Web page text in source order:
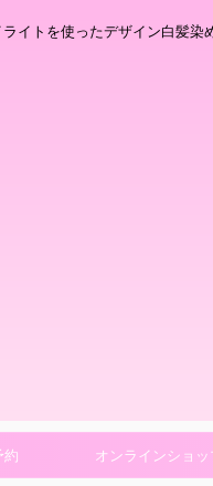
イトを使ったデザイン白髪染
約 オンラインショッ